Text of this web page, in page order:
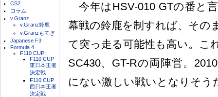
CS2
コラム
v.Granz
v.Granz鈴鹿
v.Granzもてぎ
Japanese F3
Formula 4
F110 CUP
F110 CUP
東日本王者
決定戦
F110 CUP
西日本王者
決定戦
今年はHSV-010 GTの番と
幕戦の鈴鹿を制すれば、その
て突っ走る可能性も高い。こ
SC430、GT-Rの両陣営。
にない激しい戦いとなりそう